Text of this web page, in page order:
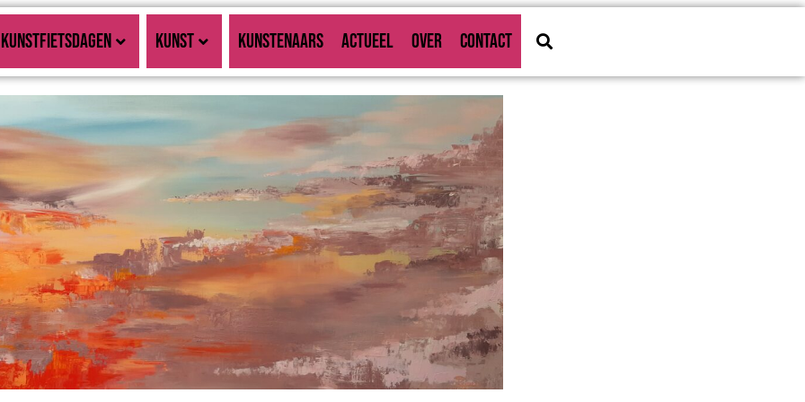
KUNSTFIETSDAGEN KUNST KUNSTENAARS ACTUEEL OVER CONTACT